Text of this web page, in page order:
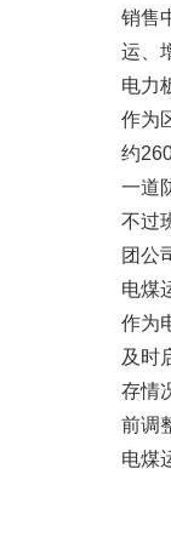
销售
运、
电力
作为
约
一道
不过
团公
电煤
作为
及时
存情
前调
电煤